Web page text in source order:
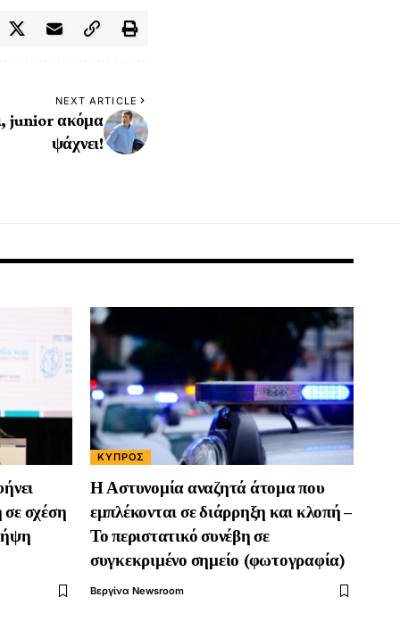
NEXT ARTICLE
junior ακόμα
ψάχνει!
σε σχέση
ΚΎΠΡΟΣ
Η Αστυνομία αναζητά άτομα που
εμπλέκονται σε διάρρηξη και κλοπή –
Το περιστατικό συνέβη σε
συγκεκριμένο σημείο (φωτογραφία)
Βεργίνα Newsroom